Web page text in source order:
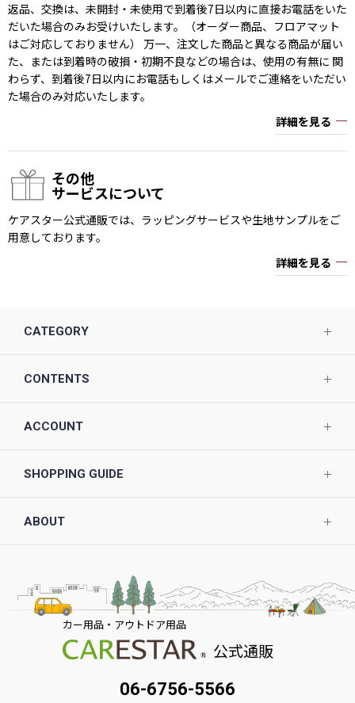
返品、交換は、未開封・未使用で到着後7日以内に直接お電話をいた
だいた場合のみお受けいたします。（オーダー商品、フロアマット
はご対応しておりません） 万一、注文した商品と異なる商品が届い
た、または到着時の破損・初期不良などの場合は、使用の有無に 関
わらず、到着後7日以内にお電話もしくはメールでご連絡をいただい
た場合のみ対応いたします。
詳細を見る
その他
サービスについて
ケアスター公式通販では、ラッピングサービスや生地サンプルをご
用意しております。
詳細を見る
CATEGORY
CONTENTS
ACCOUNT
SHOPPING GUIDE
ABOUT
カー用品・アウトドア用品
公式通販
06-6756-5566